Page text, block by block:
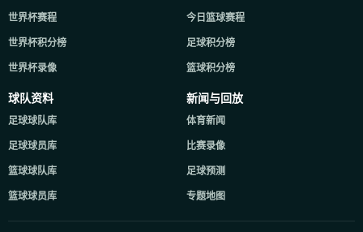
世界杯赛程
世界杯积分榜
世界杯录像
今日篮球赛程
足球积分榜
篮球积分榜
球队资料
足球球队库
足球球员库
篮球球队库
篮球球员库
新闻与回放
体育新闻
比赛录像
足球预测
专题地图